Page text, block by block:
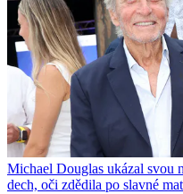
Michael Douglas ukázal svou
dech, oči zdědila po slavné